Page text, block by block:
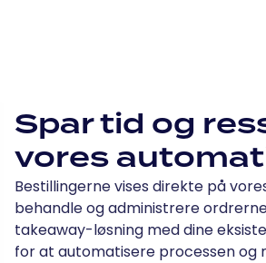
Spar tid og
vores
Bestillingerne vises direkte på
behandle og administrere
takeaway-løsning med dine
for at automatisere processen og